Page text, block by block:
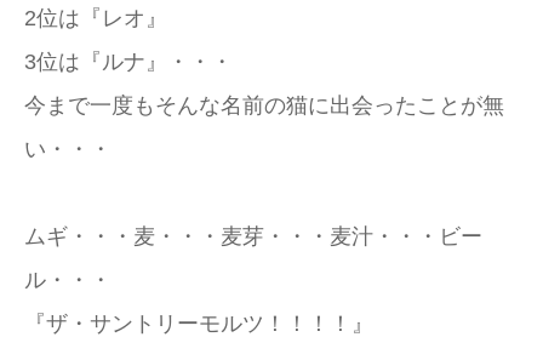
2位は『レオ』
3位は『ルナ』・・・
今まで一度もそんな名前の猫に出会ったことが無
い・・・
ムギ・・・麦・・・麦芽・・・麦汁・・・ビー
ル・・・
『ザ・サントリーモルツ！！！！』